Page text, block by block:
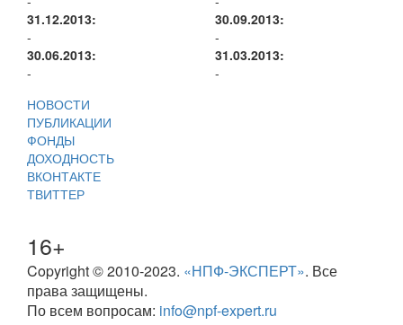
31.12.2013:
-
30.09.2013:
-
30.06.2013:
-
31.03.2013:
-
НОВОСТИ
ПУБЛИКАЦИИ
ФОНДЫ
ДОХОДНОСТЬ
ВКОНТАКТЕ
ТВИТТЕР
16+
Copyright © 2010-2023. «НПФ-ЭКСПЕРТ». Все
права защищены.
По всем вопросам: info@npf-expert.ru